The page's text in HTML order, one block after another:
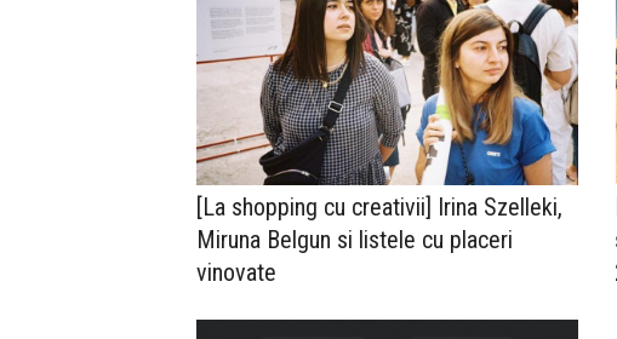
[La shopping cu creativii] Irina Szelleki,
Miruna Belgun si listele cu placeri
vinovate